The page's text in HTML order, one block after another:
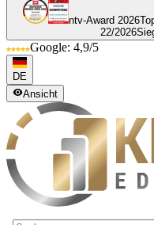
ntv-Award 2026
22/2026
Google: 4,9/5
DE
Ansicht